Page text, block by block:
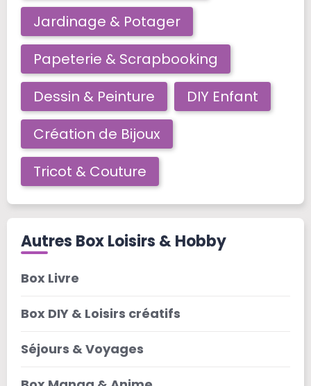
Jardinage & Potager
Papeterie & Scrapbooking
Dessin & Peinture
DIY Enfant
Création de Bijoux
Tricot & Couture
Autres Box Loisirs & Hobby
Box Livre
Box DIY & Loisirs créatifs
Séjours & Voyages